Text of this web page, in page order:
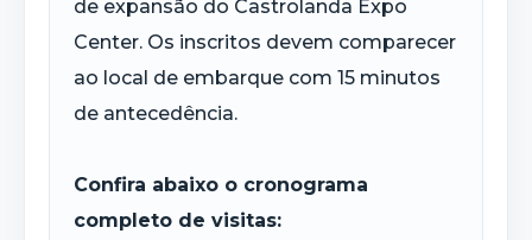
de expansão do Castrolanda Expo
Center. Os inscritos devem comparecer
ao local de embarque com 15 minutos
de antecedência.
Confira abaixo o cronograma
completo de visitas: